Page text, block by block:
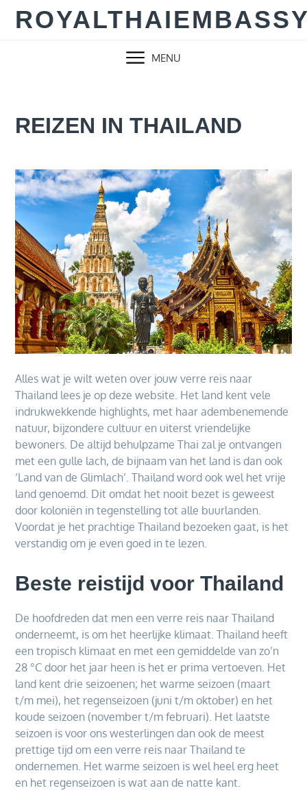
Skip
MENU
REIZEN IN THAILAND
Alles wat je wilt weten over jouw verre reis naar
Thailand lees je op deze website. Het land kent vele
indrukwekkende highlights, met haar adembenemende
natuur, bijzondere cultuur en uiterst vriendelijke
bewoners. De altijd behulpzame Thai zal je ontvangen
met een gulle lach, de bijnaam van het land is dan ook
‘Land van de Glimlach’. Thailand word ook wel het vrije
land genoemd. Dit omdat het nooit bezet is geweest
door koloniën in tegenstelling tot alle buurlanden.
Voordat je het prachtige Thailand bezoeken gaat, is het
verstandig om je even goed in te lezen.
Beste reistijd voor Thailand
De hoofdreden dat men een verre reis naar Thailand
onderneemt, is om het heerlijke klimaat. Thailand heeft
een tropisch klimaat en met een gemiddelde van zo’n
28 °C door het jaar heen is het er prima vertoeven. Het
land kent drie seizoenen; het warme seizoen (maart
t/m mei), het regenseizoen (juni t/m oktober) en het
koude seizoen (november t/m februari). Het laatste
seizoen is voor ons westerlingen dan ook de meest
prettige tijd om een verre reis naar Thailand te
ondernemen. Het warme seizoen is wel heel erg heet
en het regenseizoen is wat aan de natte kant.